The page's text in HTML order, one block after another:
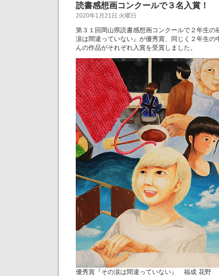
読書感想画コンクールで３名入賞！
2020年1月21日 火曜日
第３１回岡山県読書感想画コンクールで２年生の
涙は間違っていない』が優秀賞、同じく２年生の
んの作品がそれぞれ入賞を受賞しました。
優秀賞『その涙は間違っていない』 福成 花野